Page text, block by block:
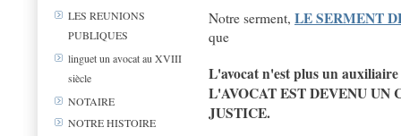
LES REUNIONS
PUBLIQUES
linguet un avocat au XVIII
siècle
NOTAIRE
NOTRE HISTOIRE
Notre serment, LE SERMENT
que
L'avocat n'est plus un
L'AVOCAT EST DEVENU UN
JUSTICE.